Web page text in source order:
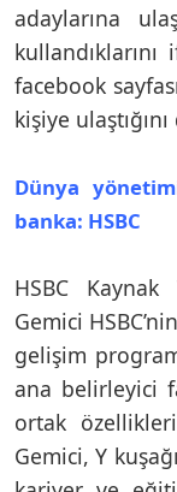
adaylarına
facebook
kişiye
Dünya
banka: HSBC
HSBC
Gemici
gelişim
ana belirleyici
ortak
Gemici, Y